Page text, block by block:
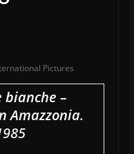
Pictures
bianche –
Amazzonia.